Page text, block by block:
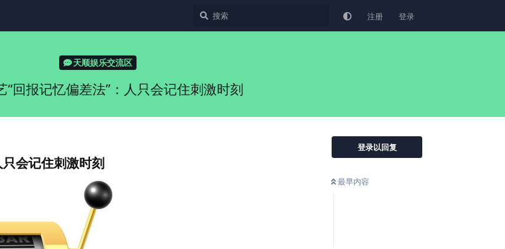
注册 登录
天顺娱乐交流区
“回报记忆偏差法”：人只会记住刺激时刻
登录以回复
最早内容
会记住刺激时刻